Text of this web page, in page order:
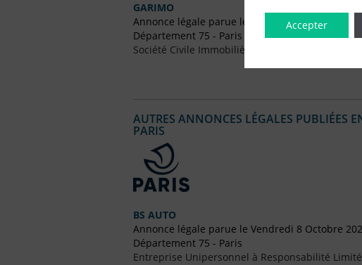
GARIMO
Annonce légale parue le Vendredi 27 Novembre
Département 75 - Paris
Société Civile Immobilière (SCI)
AUTRES ANNONCES LÉGALES PUBLIÉES
PARIS
BS AUTO
Annonce légale parue le Vendredi 8 Octobre
Département 75 - Paris
Entreprise Unipersonnel à Responsabilité
Accepter